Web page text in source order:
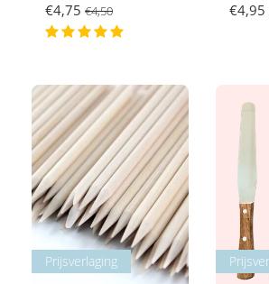
€4,75 €4,50
€4,95
Prijsverlaging